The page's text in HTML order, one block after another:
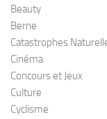
Beauty
Berne
Catastrophes
Cinéma
Concours et Jeux
Culture
Cyclisme